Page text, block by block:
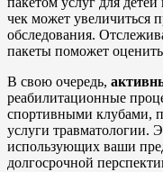
чек может увеличиться
обследования.
пакеты поможет
В свою очередь,
реабилитационные
спортивными клубами,
услуги травматологии.
использующих ваши
долгосрочной